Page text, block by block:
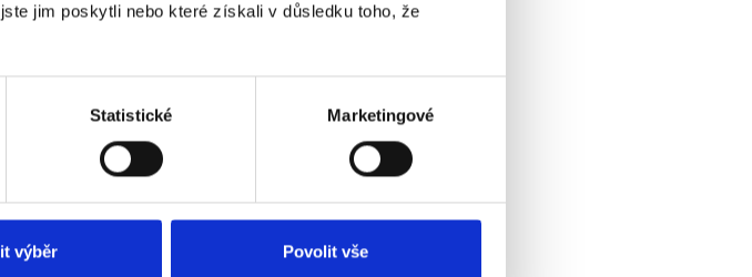
jim poskytli nebo které získali v důsledku toho, že
Statistické Marketingové
výběr Povolit vše
reguluje stovky firem v odvětvích, která
dopravu, zdravotnictví,
Je to modelový scénář.
– krok za